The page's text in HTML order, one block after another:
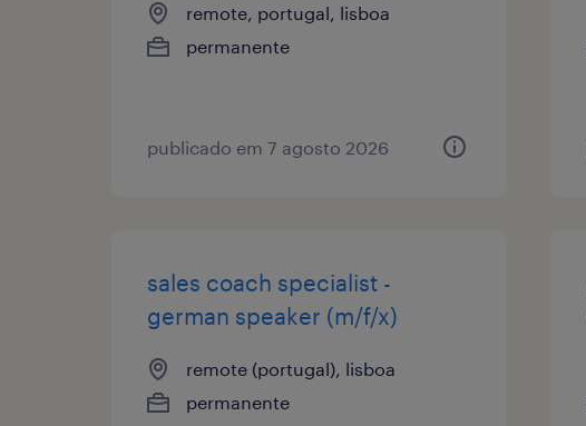
remote, portugal, lisboa
permanente
publicado em 7 agosto 2026
sales coach specialist -
german speaker (m/f/x)
remote (portugal), lisboa
permanente